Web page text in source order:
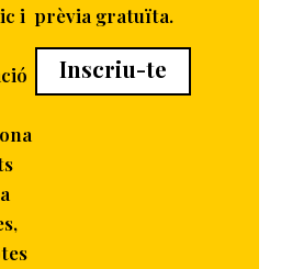
i prèvia gratuïta.
Inscriu-te